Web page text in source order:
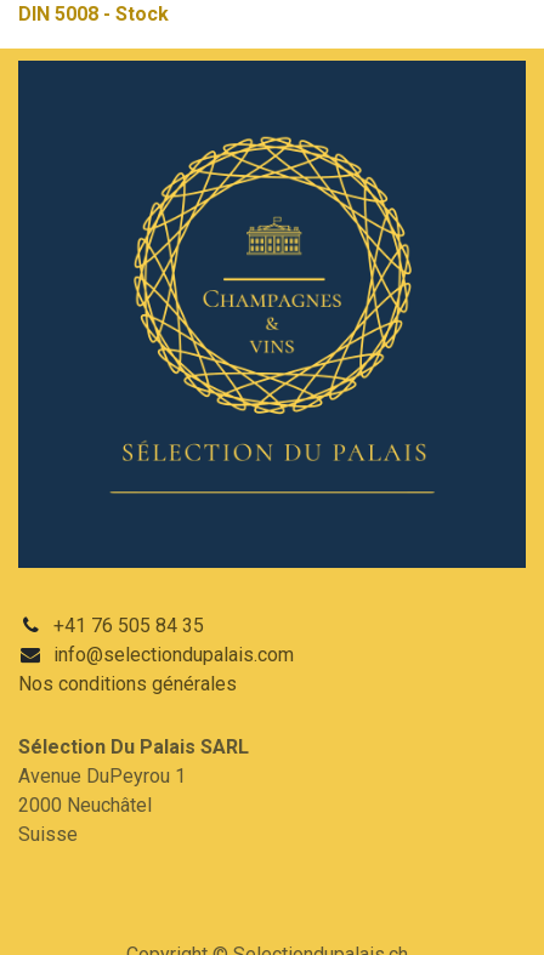
DIN 5008 - Stock
+41 76 505 84 35
info@selectiondupalais.com
Nos conditions générales
Sélection Du Palais SARL​
Avenue DuPeyrou 1
2000 Neuchâtel
Suisse